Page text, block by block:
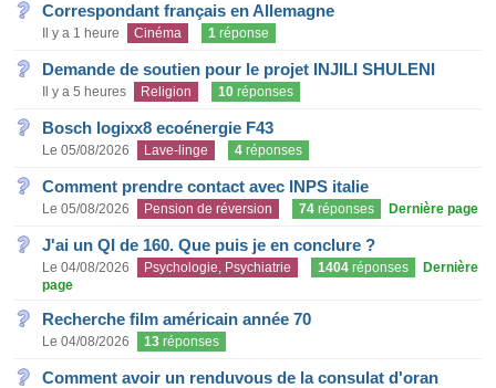
Correspondant français en Allemagne
Il y a 1 heure Cinéma 1 réponse
Demande de soutien pour le projet INJILI SHULENI
Il y a 5 heures Religion 10 réponses
Bosch logixx8 ecoénergie F43
Le 05/08/2026 Lave-linge 4 réponses
Comment prendre contact avec INPS italie
Le 05/08/2026 Pension de réversion 74 réponses Dernière page
J'ai un QI de 160. Que puis je en conclure ?
Le 04/08/2026 Psychologie, Psychiatrie 1404 réponses
Dernière
page
Recherche film américain année 70
Le 04/08/2026 13 réponses
Comment avoir un renduvous de la consulat d'oran